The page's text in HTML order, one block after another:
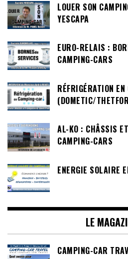
LOUER SON
YESCAPA
EURO-RELAIS :
CAMPING-CARS
RÉFRIGÉRATION
(DOMETIC/
AL-KO : CHÂSSIS
CAMPING-CARS
ENERGIE SOLAIRE
LE
CAMPING-CAR